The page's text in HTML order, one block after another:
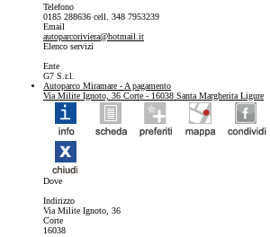
Telefono
0185 288636 cell. 348 7953239
Email
autoparcoriviera@hotmail.it
Elenco servizi
Ente
G7 S.r.l.
Autoparco Miramare - A pagamento
Via Milite Ignoto, 36 Corte - 16038 Santa Margherita Ligure
Dove
Indirizzo
Via Milite Ignoto, 36
Corte
16038